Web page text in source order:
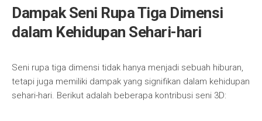
Dampak Seni Rupa Tiga Dimensi
dalam Kehidupan Sehari-hari
Seni rupa tiga dimensi tidak hanya menjadi sebuah hiburan,
tetapi juga memiliki dampak yang signifikan dalam kehidupan
sehari-hari. Berikut adalah beberapa kontribusi seni 3D: